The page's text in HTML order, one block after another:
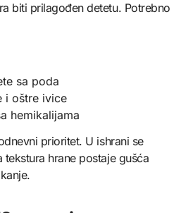
biti prilagođen detetu. Potrebno
sa poda
i oštre ivice
hemikalijama
prioritet. U ishrani se
hrane postaje gušća